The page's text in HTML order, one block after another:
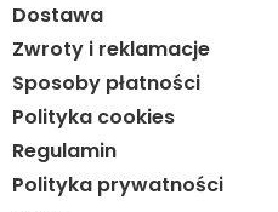
Dostawa
Zwroty i reklamacje
Sposoby płatności
Polityka cookies
Regulamin
Polityka prywatności